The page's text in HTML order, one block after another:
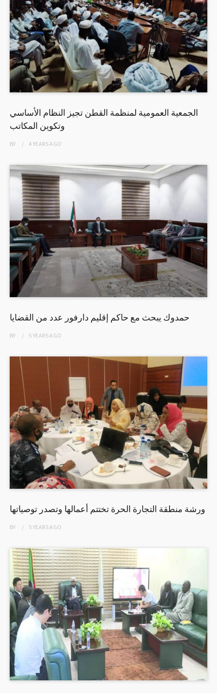
الجمعية العمومية لمنظمة القطن تجيز النظام الأساسي
وتكوين المكاتب
BY 4 YEARSAGO
حمدوك يبحث مع حاكم إقليم دارفور عدد من القضايا
BY 5 YEARSAGO
ورشة منطقة التجارة الحرة تختتم أعمالها وتصدر توصياتها
BY 5 YEARSAGO